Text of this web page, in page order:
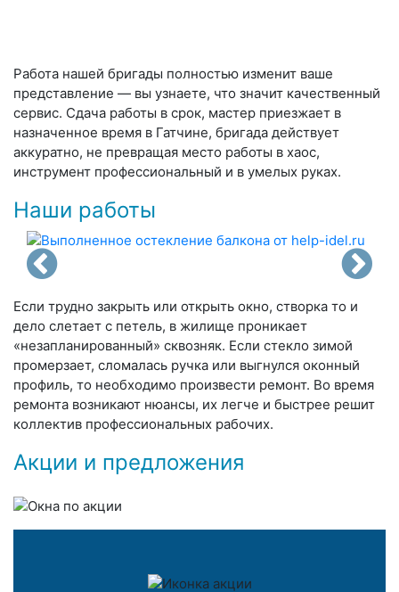
Работа нашей бригады полностью изменит ваше
представление — вы узнаете, что значит качественный
сервис. Сдача работы в срок, мастер приезжает в
назначенное время в Гатчине, бригада действует
аккуратно, не превращая место работы в хаос,
инструмент профессиональный и в умелых руках.
Наши работы
Если трудно закрыть или открыть окно, створка то и
дело слетает с петель, в жилище проникает
«незапланированный» сквозняк. Если стекло зимой
промерзает, сломалась ручка или выгнулся оконный
профиль, то необходимо произвести ремонт. Во время
ремонта возникают нюансы, их легче и быстрее решит
коллектив профессиональных рабочих.
Акции и предложения